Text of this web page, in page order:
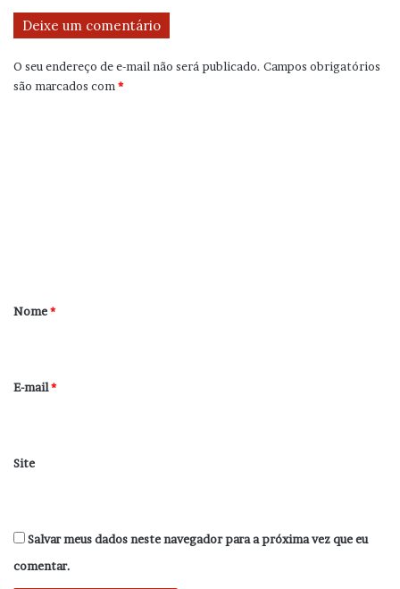
Deixe um comentário
O seu endereço de e-mail não será publicado. Campos obrigatórios
são marcados com *
r
*
Nome*
E-mail*
Site
Salvar meus dados neste navegador para a próxima vez que eu
comentar.